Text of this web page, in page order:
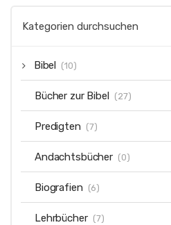
Kategorien durchsuchen
Bibel (10)
Bücher zur Bibel (27)
Predigten (7)
Andachtsbücher (0)
Biografien (6)
Lehrbücher (7)